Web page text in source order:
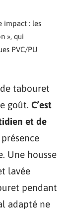
impact : les
», qui
PVC/PU
tabouret
goût. C’est
et de
Une housse
lavée
pendant
adapté ne